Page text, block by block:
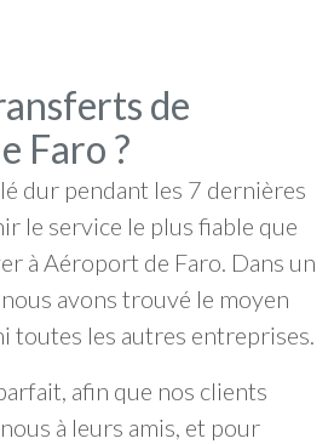
de
Faro ?
dur pendant les 7 dernières
le service le plus fiable que
à Aéroport de Faro. Dans un
avons trouvé le moyen
toutes les autres entreprises.
afin que nos clients
à leurs amis, et pour